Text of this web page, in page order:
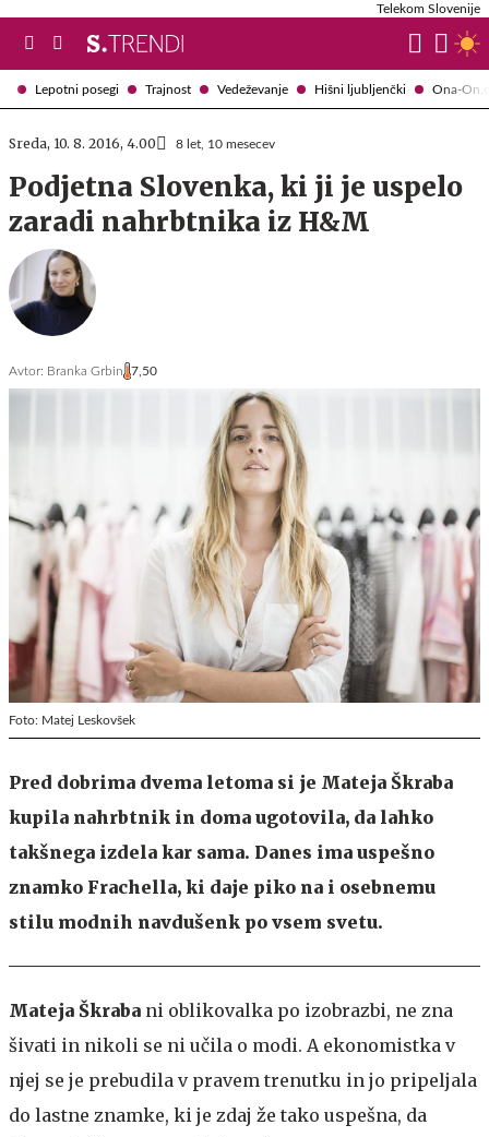
Lepotni posegi Trajnost Vedeževanje Hišni ljubljenčki Ona-
Telekom Slovenije
Sreda, 10. 8. 2016, 4.00 8 let, 10 mesecev
Podjetna Slovenka, ki ji je uspelo
zaradi nahrbtnika iz H&M
Avtor: Branka Grbin 7,50
Foto: Matej Leskovšek
Pred dobrima dvema letoma si je Mateja Škraba
kupila nahrbtnik in doma ugotovila, da lahko
takšnega izdela kar sama. Danes ima uspešno
znamko Frachella, ki daje piko na i osebnemu
stilu modnih navdušenk po vsem svetu.
Mateja Škraba ni oblikovalka po izobrazbi, ne zna
šivati in nikoli se ni učila o modi. A ekonomistka v
njej se je prebudila v pravem trenutku in jo pripeljala
do lastne znamke, ki je zdaj že tako uspešna, da